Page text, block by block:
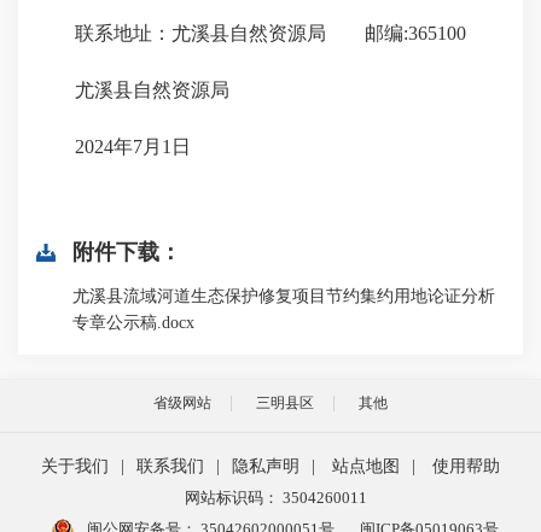
联系地址：尤溪县自然资源局 邮编:365100
尤溪县自然资源局
2024年7月1日
附件下载：
尤溪县流域河道生态保护修复项目节约集约用地论证分析
专章公示稿.docx
省级网站 三明县区 其他
关于我们 联系我们 隐私声明 站点地图
使用帮助
网站标识码： 3504260011